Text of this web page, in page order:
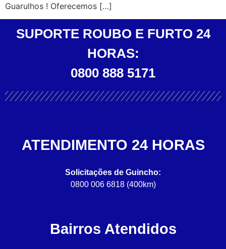
Guarulhos ! Oferecemos […]
SUPORTE ROUBO E FURTO 24
HORAS:
0800 888 5171
ATENDIMENTO 24 HORAS
Solicitações de Guincho:
0800 006 6818 (400km)
Bairros Atendidos